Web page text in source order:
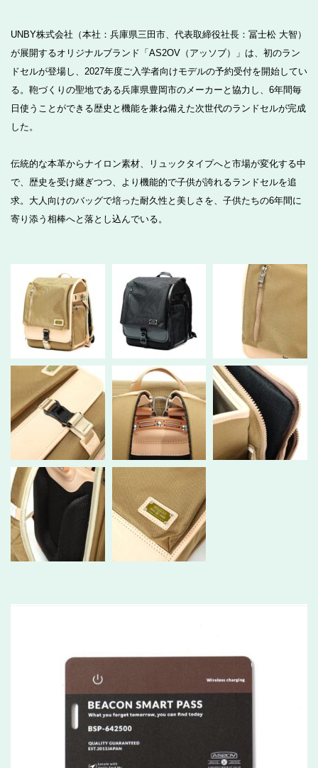
UNBY株式会社（本社：兵庫県三田市、代表取締役社長：冨士松 大智）
が展開するオリジナルブランド「AS2OV（アッソブ）」は、初のラン
ドセルが登場し、2027年度ご入学者向けモデルの予約受付を開始してい
る。鞄づくりの聖地である兵庫県豊岡市のメーカーと協力し、6年間毎
日使うことができる歴史と機能を兼ね備えた次世代のランドセルが完成
した。
伝統的な本革からナイロン素材、リュックタイプへと市場が変化する中
で、歴史を受け継ぎつつ、より機能的で子供が誇れるランドセルを追
求。大人向けのバッグで培った耐久性と美しさを、子供たちの6年間に
寄り添う相棒へと落とし込んでいる。